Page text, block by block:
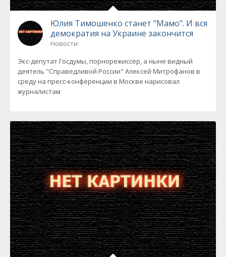
Юлия Тимошенко станет "Мамо". И вся
демократия на Украине закончится
Новости
Экс-депутат Госдумы, порнорежиссер, а ныне видный
деятель "Справедливой России" Алексей Митрофанов в
среду на пресс-конференции в Москве нарисовал
журналистам